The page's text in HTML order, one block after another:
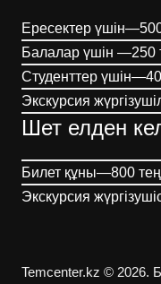
Ересектер
Балалар үшін —250
Студенттер
Экскурсия
Шет елден
Билет құны—800
Экскурсия
Temcenter.kz © 2026.